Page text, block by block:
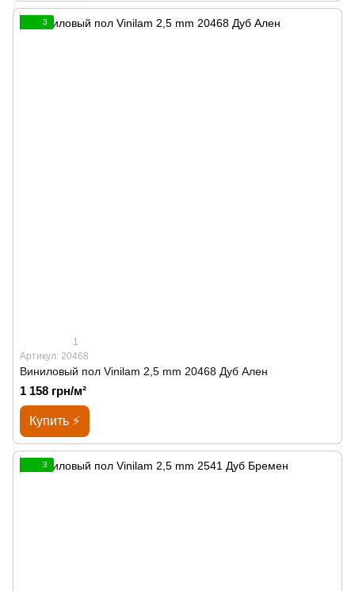
3
1
Артикул: 20468
Виниловый пол Vinilam 2,5 mm 20468 Дуб Ален
1 158 грн/м²
Купить ⚡
3